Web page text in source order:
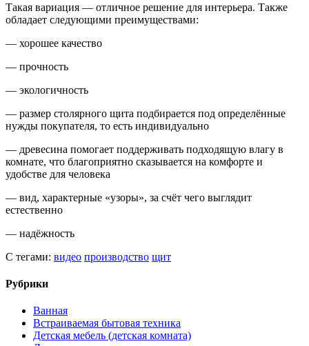
Такая вариация — отличное решение для интерьера. Также
обладает следующими преимуществами:
— хорошее качество
— прочность
— экологичность
— размер столярного щита подбирается под определённые
нужды покупателя, то есть индивидуально
— древесина помогает поддерживать подходящую влагу в
комнате, что благоприятно сказывается на комфорте и
удобстве для человека
— вид, характерные «узоры», за счёт чего выглядит
естественно
— надёжность
С тегами: видео производство щит
Рубрики
Ванная
Встраиваемая бытовая техника
Детская мебель (детская комната)